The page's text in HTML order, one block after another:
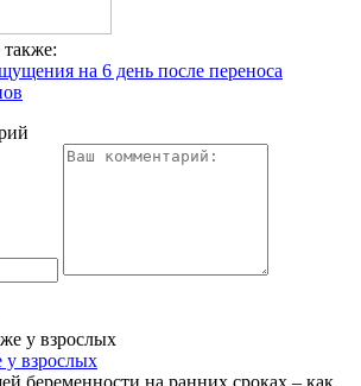
на 6 день после переноса
взрослых